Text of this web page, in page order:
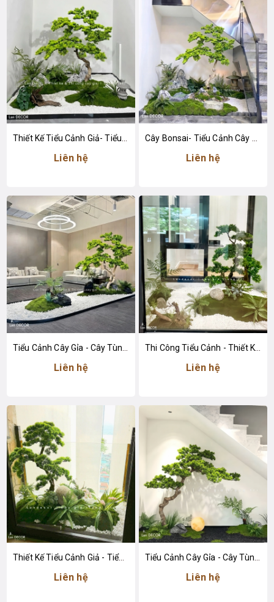
Liên hệ Liên hệ
Liên hệ
Thi Công Tiểu Cảnh - Thiết Kế Tiểu Cảnh Tùng Bonsai Giả, Nâng Tầm Không Gian Sống
Liên hệ
Thiết Kế Tiểu Cảnh Giả - Tiểu Cảnh Tùng Bonsai Nghệ Thuật Thiết Kế Không Gian Sống
Liên hệ Liên hệ